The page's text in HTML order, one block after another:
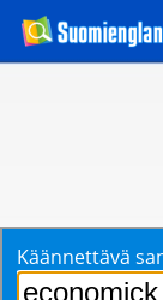
Käännettävä